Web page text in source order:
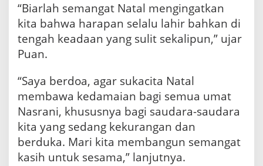
“Biarlah semangat Natal mengingatkan
kita bahwa harapan selalu lahir bahkan di
tengah keadaan yang sulit sekalipun,” ujar
Puan.
“Saya berdoa, agar sukacita Natal
membawa kedamaian bagi semua umat
Nasrani, khususnya bagi saudara-saudara
kita yang sedang kekurangan dan
berduka. Mari kita membangun semangat
kasih untuk sesama,” lanjutnya.